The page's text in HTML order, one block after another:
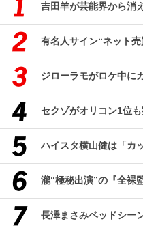
吉田羊が芸能界から消
有名人サイン“ネット売
ジローラモがロケ中に
セクゾがオリコン1位
ハイスタ横山健は「カ
瀧“極秘出演”の『全裸
長澤まさみベッドシー